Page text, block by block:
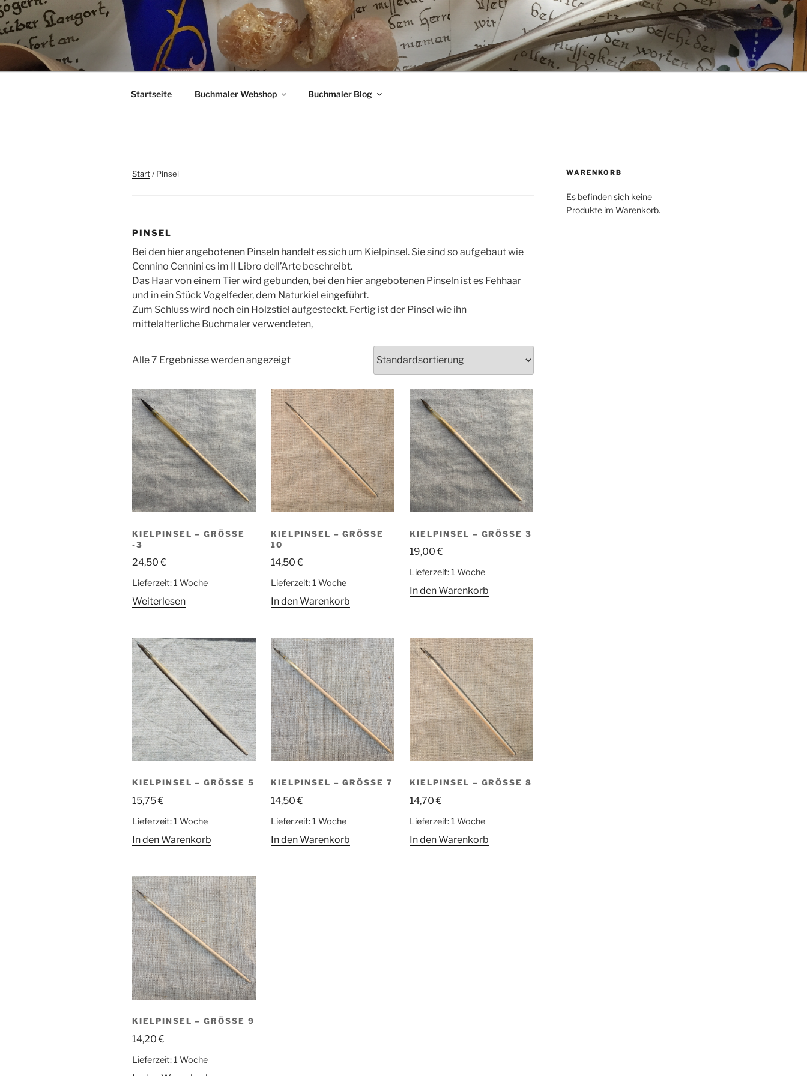
Zum
Inhalt
springen
Startseite Buchmaler Webshop Buchmaler Blog
Start/ Pinsel
PINSEL
Bei den hier angebotenen Pinseln handelt es sich um Kielpinsel. Sie sind so aufgebaut wie
Cennino Cennini es im Il Libro dell’Arte beschreibt.
Das Haar von einem Tier wird gebunden, bei den hier angebotenen Pinseln ist es Fehhaar
und in ein Stück Vogelfeder, dem Naturkiel eingeführt.
Zum Schluss wird noch ein Holzstiel aufgesteckt. Fertig ist der Pinsel wie ihn
mittelalterliche Buchmaler verwendeten,
Alle 7 Ergebnisse werden angezeigt
KIELPINSEL – GRÖSSE -
3
24,50€
Lieferzeit:1 Woche
Weiterlesen
KIELPINSEL – GRÖSSE 1
0
14,50€
Lieferzeit:1 Woche
In den Warenkorb
KIELPINSEL – GRÖSSE 3
19,00€
Lieferzeit:1 Woche
In den Warenkorb
KIELPINSEL – GRÖSSE 5
15,75€
Lieferzeit:1 Woche
In den Warenkorb
KIELPINSEL – GRÖSSE 7
14,50€
Lieferzeit:1 Woche
In den Warenkorb
KIELPINSEL – GRÖSSE 8
14,70€
Lieferzeit:1 Woche
In den Warenkorb
KIELPINSEL – GRÖSSE 9
14,20€
Lieferzeit:1 Woche
WARENKORB
Es befinden sich keine
Produkte im Warenkorb.